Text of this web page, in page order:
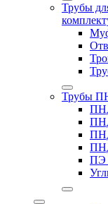
Трубы
Трубы
ПЭ